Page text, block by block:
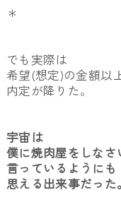
＊
でも実際は
希望(想定)の金額以
内定が降りた。
宇宙は
僕に焼肉屋をしなさ
言っているようにも
思える出来事だった。